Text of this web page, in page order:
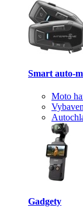
Smart auto-
Moto
Gadgety